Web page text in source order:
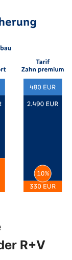
R+V